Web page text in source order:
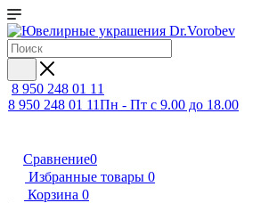
8 950 248 01 11
8 950 248 01 11Пн - Пт с 9.00 до 18.00
Сравнение0
Избранные товары 0
Корзина 0